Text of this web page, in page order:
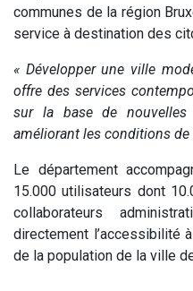
communes de la région
service à destination des
« Développer une ville
offre des services
sur la base de
améliorant les conditions de
Le département
15.000 utilisateurs dont
collaborateurs
directement l’accessibilité
de la population de la ville